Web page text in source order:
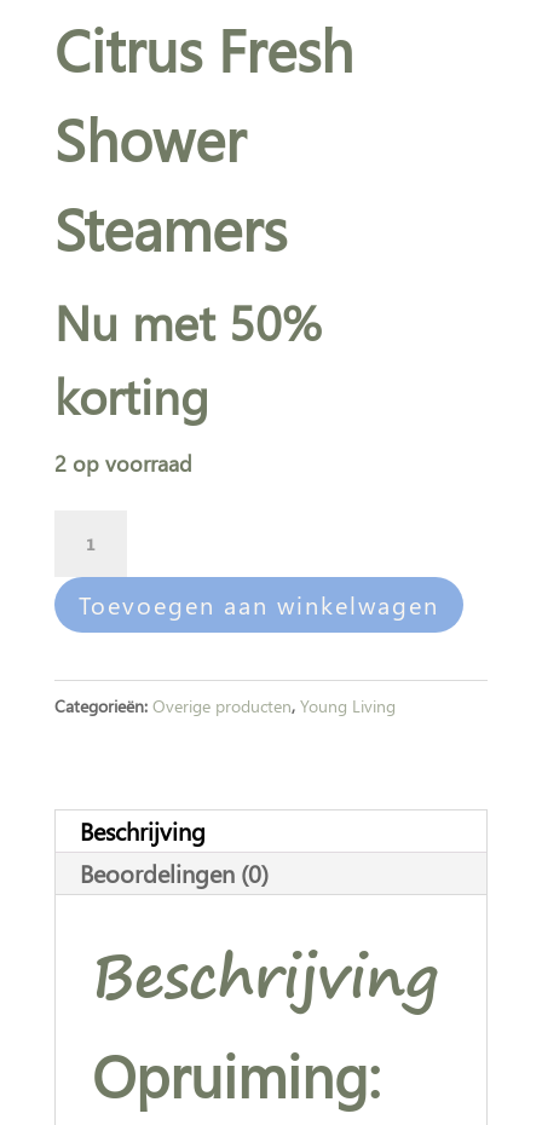
was:
€ 26,61.
is:
€ 13,00.
Citrus Fresh
Shower
Steamers
Nu met 50%
korting
2 op voorraad
Shower
Steamers
aantal
Toevoegen aan winkelwagen
t
e
r
n
i
v
e
Categorieën: Overige producten, Young Living
Beschrijving
Beoordelingen (0)
Beschrijving
Opruiming: